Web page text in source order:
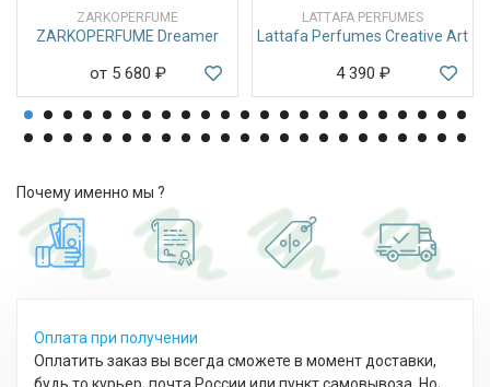
ZARKOPERFUME
ZARKOPERFUME Dreamer
от 5 680 ₽
LATTAFA PERFUMES
Lattafa Perfumes Creative Art
4 390 ₽
Почему именно мы ?
Оплата при получении
Оплатить заказ вы всегда сможете в момент доставки,